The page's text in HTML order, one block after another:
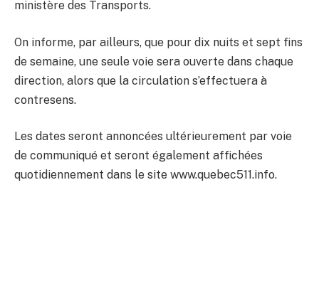
ministère des Transports.
On informe, par ailleurs, que pour dix nuits et sept fins
de semaine, une seule voie sera ouverte dans chaque
direction, alors que la circulation s’effectuera à
contresens.
Les dates seront annoncées ultérieurement par voie
de communiqué et seront également affichées
quotidiennement dans le site www.quebec511.info.